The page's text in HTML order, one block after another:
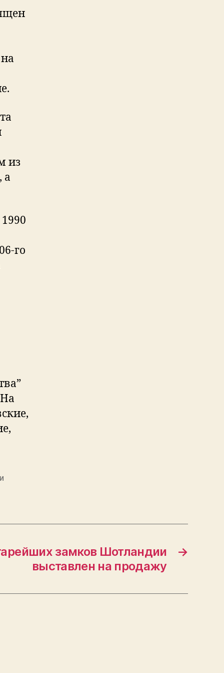
из
а
го
→
замков Шотландии
выставлен на продажу